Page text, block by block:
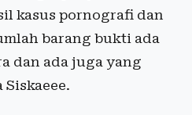
kasus pornografi dan
barang bukti ada
dan ada juga yang